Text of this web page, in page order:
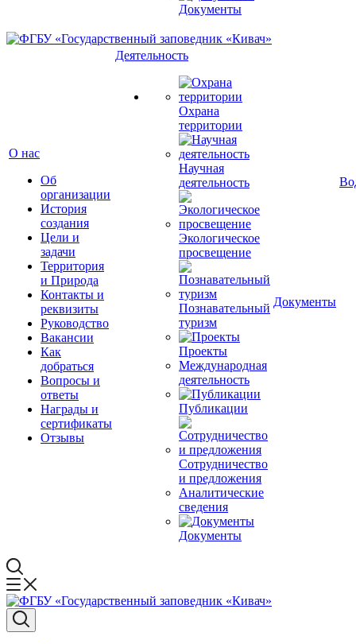
Документы
О нас
Об
организации
История
создания
Цели и
задачи
Территория
и Природа
Контакты и
реквизиты
Руководство
Вакансии
Как
добраться
Вопросы и
ответы
Награды и
сертификаты
Отзывы
Деятельность
Охрана
территории
Научная
деятельность
Экологическое
просвещение
Познавательный
туризм
Проекты
Международная
деятельность
Публикации
Сотрудничество
и предложения
Аналитические
сведения
Документы
Документы